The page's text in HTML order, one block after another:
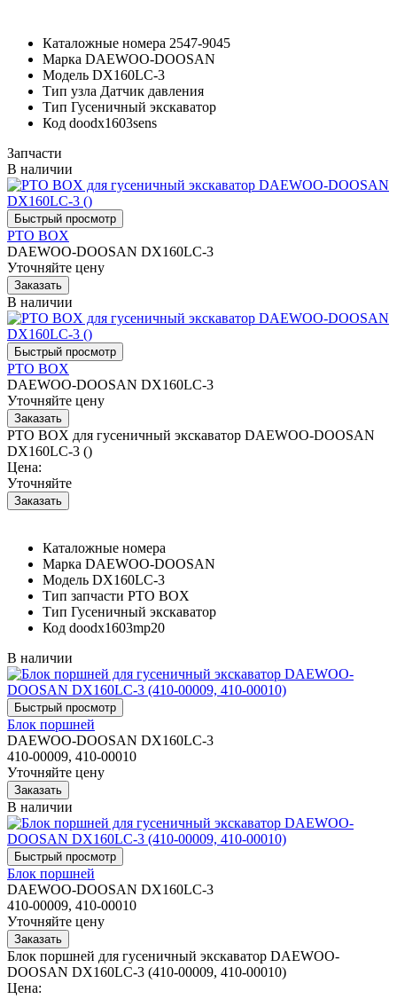
Каталожные номера 2547-9045
Марка DAEWOO-DOOSAN
Модель DX160LC-3
Тип узла Датчик давления
Тип Гусеничный экскаватор
Код doodx1603sens
Запчасти
В наличии
PTO BOX
DAEWOO-DOOSAN DX160LC-3
Уточняйте цену
В наличии
PTO BOX
DAEWOO-DOOSAN DX160LC-3
Уточняйте цену
PTO BOX для гусеничный экскаватор DAEWOO-DOOSAN
DX160LC-3 ()
Цена:
Уточняйте
Каталожные номера
Марка DAEWOO-DOOSAN
Модель DX160LC-3
Тип запчасти PTO BOX
Тип Гусеничный экскаватор
Код doodx1603mp20
В наличии
Блок поршней
DAEWOO-DOOSAN DX160LC-3
410-00009, 410-00010
Уточняйте цену
В наличии
Блок поршней
DAEWOO-DOOSAN DX160LC-3
410-00009, 410-00010
Уточняйте цену
Блок поршней для гусеничный экскаватор DAEWOO-
DOOSAN DX160LC-3 (410-00009, 410-00010)
Цена: